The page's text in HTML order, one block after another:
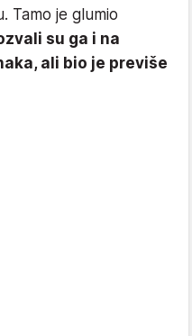
Tamo je glumio
su ga i na
ali bio je previše